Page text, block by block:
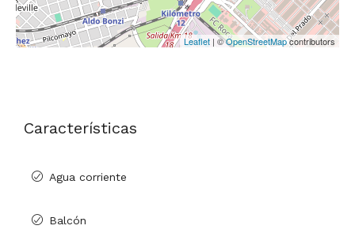
Leaflet | ©OpenStreetMapcontributors
Características
Agua corriente
Balcón